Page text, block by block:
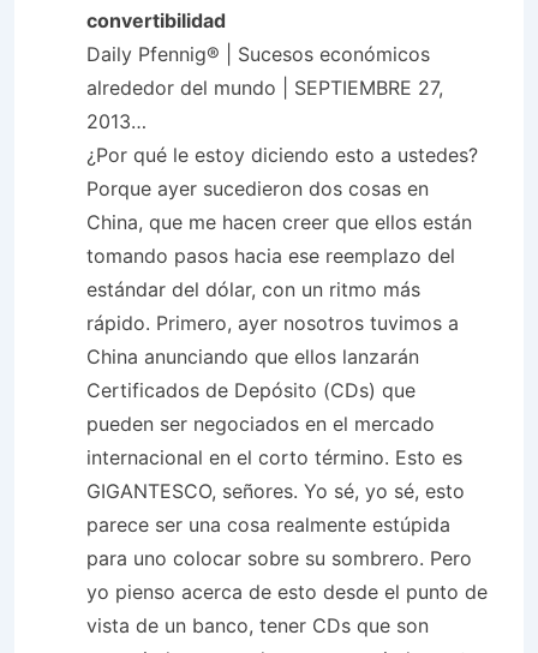
convertibilidad
Daily Pfennig® | Sucesos económicos
alrededor del mundo | SEPTIEMBRE 27,
2013…
¿Por qué le estoy diciendo esto a ustedes?
Porque ayer sucedieron dos cosas en
China, que me hacen creer que ellos están
tomando pasos hacia ese reemplazo del
estándar del dólar, con un ritmo más
rápido. Primero, ayer nosotros tuvimos a
China anunciando que ellos lanzarán
Certificados de Depósito (CDs) que
pueden ser negociados en el mercado
internacional en el corto término. Esto es
GIGANTESCO, señores. Yo sé, yo sé, esto
parece ser una cosa realmente estúpida
para uno colocar sobre su sombrero. Pero
yo pienso acerca de esto desde el punto de
vista de un banco, tener CDs que son